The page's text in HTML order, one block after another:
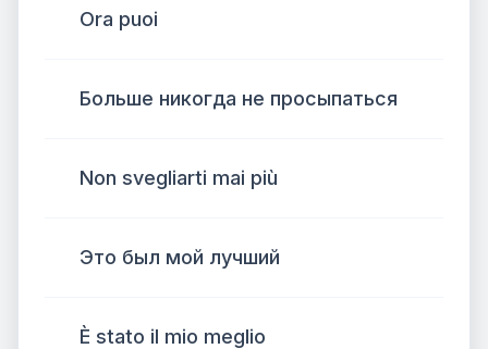
Ora puoi
Больше никогда не просыпаться
Non svegliarti mai più
Это был мой лучший
È stato il mio meglio